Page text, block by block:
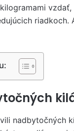
nadbytočných